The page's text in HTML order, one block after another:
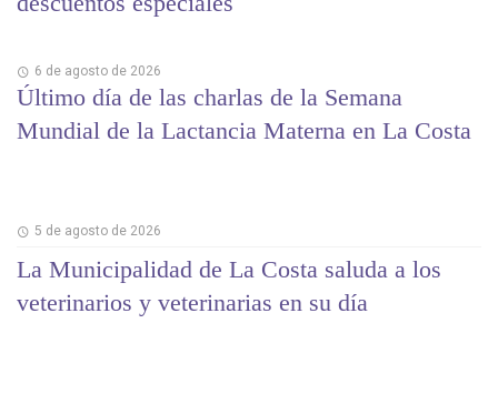
6 de agosto de 2026
Último día de las charlas de la Semana
Mundial de la Lactancia Materna en La Costa
5 de agosto de 2026
La Municipalidad de La Costa saluda a los
veterinarios y veterinarias en su día